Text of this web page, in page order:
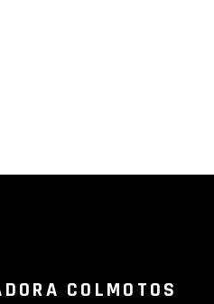
COLMOTOS